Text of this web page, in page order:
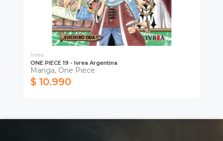
Ivrea
ONE PIECE 19 - Ivrea Argentina
Manga, One Piece
$ 10.990